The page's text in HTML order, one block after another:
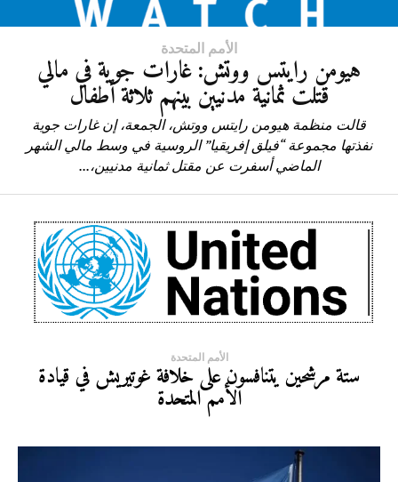
الأمم المتحدة
هيومن رايتس ووتش: غارات جوية في مالي
قتلت ثمانية مدنيين بينهم ثلاثة أطفال
قالت منظمة هيومن رايتس ووتش، الجمعة، إن غارات جوية
نفذتها مجموعة “فيلق إفريقيا” الروسية في وسط مالي الشهر
الماضي أسفرت عن مقتل ثمانية مدنيين،...
الأمم المتحدة
ستة مرشحين يتنافسون على خلافة غوتيريش في قيادة
الأمم المتحدة